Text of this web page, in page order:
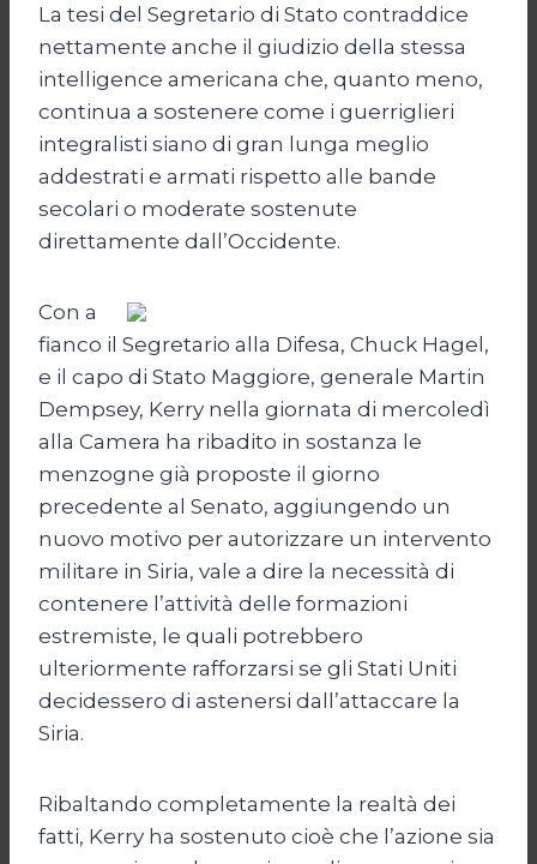
La tesi del Segretario di Stato contraddice
nettamente anche il giudizio della stessa
intelligence americana che, quanto meno,
continua a sostenere come i guerriglieri
integralisti siano di gran lunga meglio
addestrati e armati rispetto alle bande
secolari o moderate sostenute
direttamente dall’Occidente.
Con a
fianco il Segretario alla Difesa, Chuck Hagel,
e il capo di Stato Maggiore, generale Martin
Dempsey, Kerry nella giornata di mercoledì
alla Camera ha ribadito in sostanza le
menzogne già proposte il giorno
precedente al Senato, aggiungendo un
nuovo motivo per autorizzare un intervento
militare in Siria, vale a dire la necessità di
contenere l’attività delle formazioni
estremiste, le quali potrebbero
ulteriormente rafforzarsi se gli Stati Uniti
decidessero di astenersi dall’attaccare la
Siria.
Ribaltando completamente la realtà dei
fatti, Kerry ha sostenuto cioè che l’azione sia